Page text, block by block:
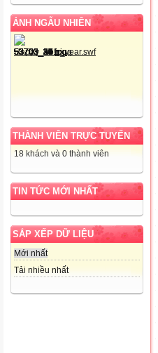
ẢNH NGẪU NHIÊN
THÀNH VIÊN TRỰC TUYẾN
18 khách và 0 thành viên
TIN TỨC MỚI NHẤT
SẮP XẾP DỮ LIỆU
Mới nhất
Tải nhiều nhất